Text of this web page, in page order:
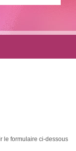
le formulaire ci-dessous